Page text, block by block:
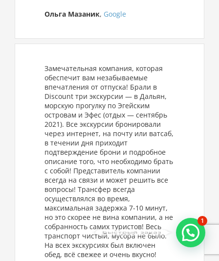
Ольга Мазаник, Google
Замечательная компания, которая
обеспечит вам незабываемые
впечатления от отпуска! Брали в
Discount три экскурсии — в Дальян,
морскую прогулку по Эгейским
островам и Эфес (отдых — сентябрь
2021). Все экскурсии бронировали
через интернет, на почту или ватсаб,
в течении дня приходит
подтверждение брони и подробное
описание того, что необходимо брать
с собой! Представитель компании
всегда на связи и может решить все
вопросы! Трансфер всегда
осуществлялся во время,
максимальная задержка 7-10 минут,
но это скорее не вина компании, а не
собранность самих туристов! Весь
транспорт чистый, мусора не было.
На всех экскурсиях был включен
обед, всё свежее и очень вкусно!
Быстрый заказ
1